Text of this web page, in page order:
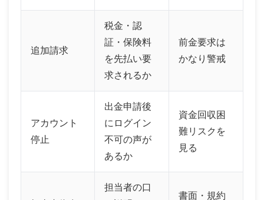
追加請求
税金・認
証・保険料
を先払い要
求されるか
前金要求は
かなり警戒
アカウント
停止
出金申請後
にログイン
不可の声が
あるか
資金回収困
難リスクを
見る
担当者の口
書面・規約